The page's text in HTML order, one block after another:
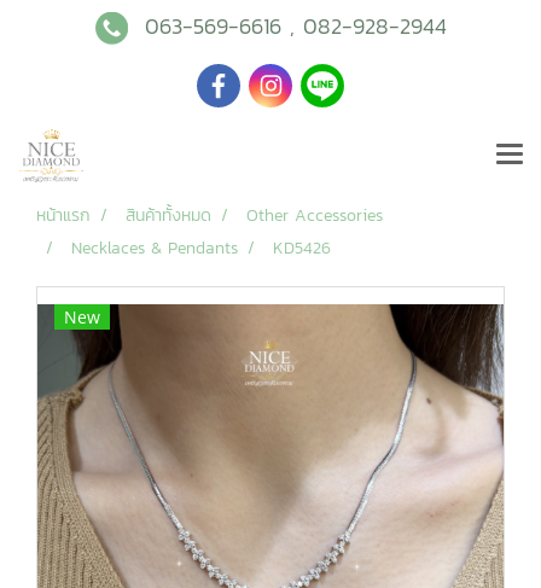
063-569-6616, 082-928-2944
หน้าแรก สินค้าทั้งหมด
Other Accessories
Necklaces & Pendants
KD5426
New